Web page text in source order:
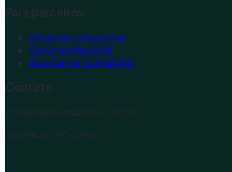
Para parceiros
Adicionar minha prova
Ser um profissional
Anunciar no Corrida 360
Contato
contato@corrida360.com.br
São Paulo, SP - Brasil